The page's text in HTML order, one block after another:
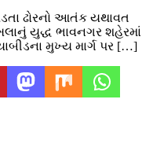
ઢોરનો આતંક યથાવત
યુદ્ધ ભાવનગર શહેરમાં
મુખ્ય માર્ગ પર […]